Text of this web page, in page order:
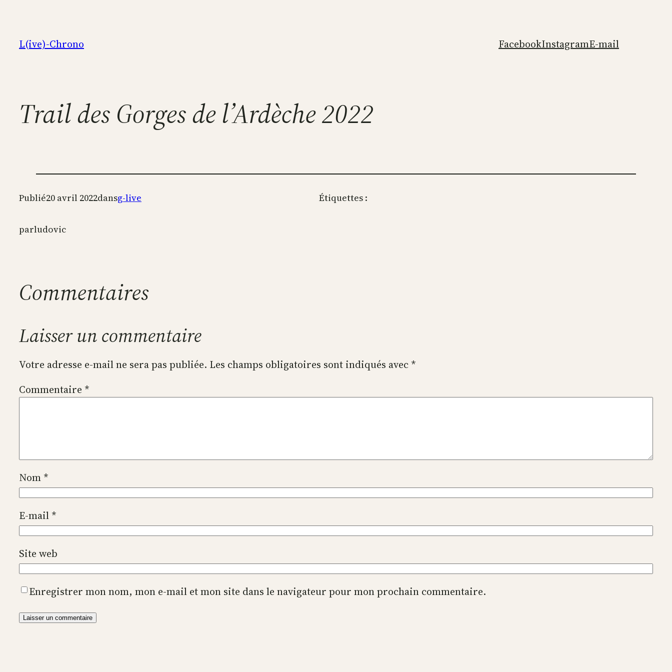
contenu
L(ive)-Chrono FacebookInstagramE-mail
Trail des Gorges de l’Ardèche 2022
Publié20 avril 2022dansg-live
parludovic
Étiquettes :
Commentaires
Laisser un commentaire
Votre adresse e-mail ne sera pas publiée. Les champs obligatoires sont indiqués avec *
Commentaire *
Nom *
E-mail *
Site web
Enregistrer mon nom, mon e-mail et mon site dans le navigateur pour mon prochain commentaire.